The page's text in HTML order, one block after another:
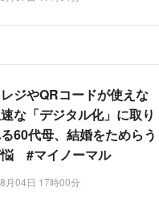
ジやQRコードが使えな
な「デジタル化」に取り
60代母、結婚をためらう
#マイノーマル
月04日 17時00分